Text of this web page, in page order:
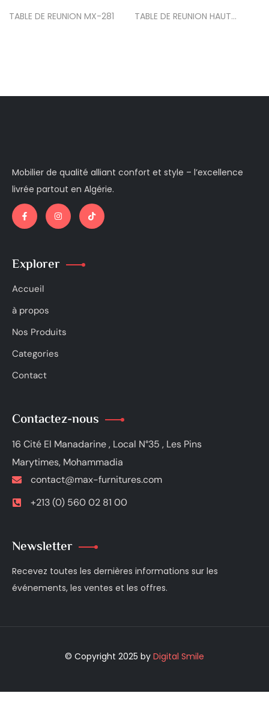
TABLE DE REUNION MX-281
TABLE DE REUNION HAUT
Mobilier de qualité alliant confort et style – l’excellence
livrée partout en Algérie.
Explorer
Accueil
à propos
Nos Produits
Categories
Contact
Contactez-nous
16 Cité El Manadarine , Local N°35 , Les Pins
Marytimes, Mohammadia
contact@max-furnitures.com
+213 (0) 560 02 81 00
Newsletter
Recevez toutes les dernières informations sur les
événements, les ventes et les offres.
© Copyright 2025 by Digital Smile